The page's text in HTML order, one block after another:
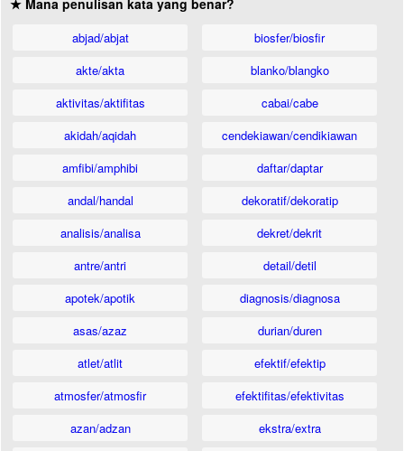
★ Mana penulisan kata yang benar?
abjad/abjat
akte/akta
aktivitas/aktifitas
akidah/aqidah
amfibi/amphibi
andal/handal
analisis/analisa
antre/antri
apotek/apotik
asas/azaz
atlet/atlit
atmosfer/atmosfir
azan/adzan
biosfer/biosfir
blanko/blangko
cabai/cabe
cendekiawan/cendikiawan
daftar/daptar
dekoratif/dekoratip
dekret/dekrit
detail/detil
diagnosis/diagnosa
durian/duren
efektif/efektip
efektifitas/efektivitas
ekstra/extra